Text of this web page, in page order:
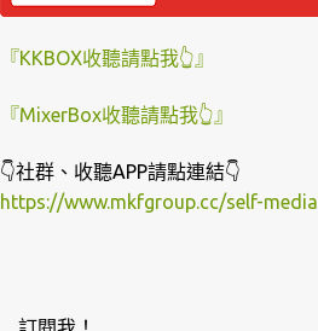
『KKBOX收聽請點我👆』
『MixerBox收聽請點我👆』
👇社群、收聽APP請點連結👇
https://www.mkfgroup.cc/self-media